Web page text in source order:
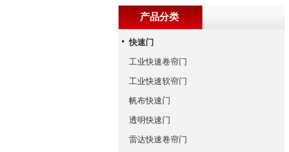
产品分类
快速门
工业快速卷帘门
工业快速软帘门
帆布快速门
透明快速门
雷达快速卷帘门